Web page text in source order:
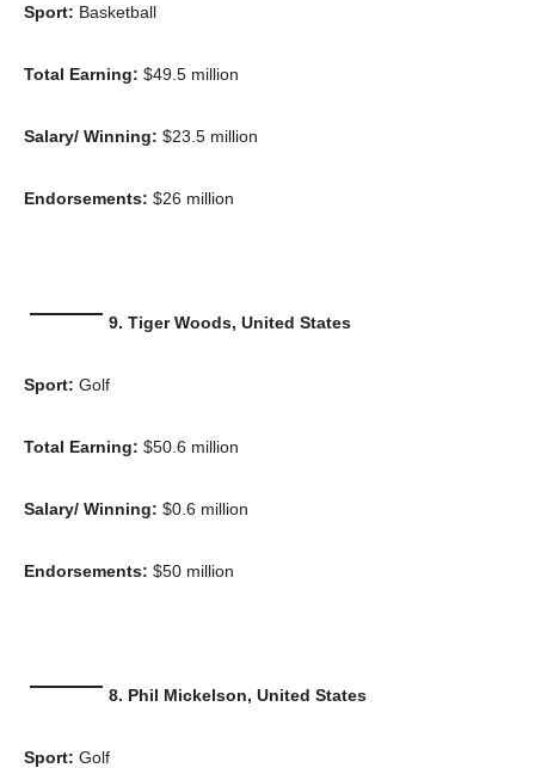
Sport: Basketball
Total Earning: $49.5 million
Salary/ Winning: $23.5 million
Endorsements: $26 million
9. Tiger Woods, United States
Sport: Golf
Total Earning: $50.6 million
Salary/ Winning: $0.6 million
Endorsements: $50 million
8. Phil Mickelson, United States
Sport: Golf